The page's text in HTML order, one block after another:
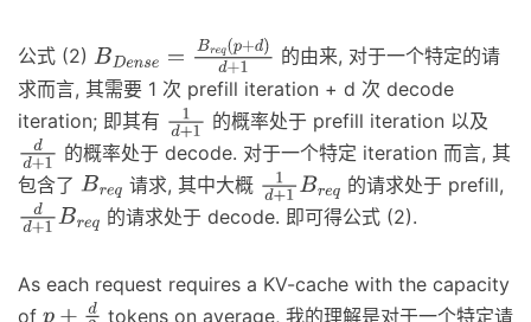
公式 (2) BDense =B eq(p+d)d +1
的由来, 对于一个特定的请
求而言, 其需要 1 次 prefill iteration + d 次 decode
iteration; 即其有 1d+1 的概率处于 prefill iteration 以及
dd+1 的概率处于 decode. 对于一个特定 iteration 而言, 其
包含了 Breq 请求, 其中大概 1d+1Breq 的请求处于 prefill,
dd+1Breq 的请求处于 decode. 即可得公式 (2).
As each request requires a KV-cache with the capacity
of
tokens on average, 我的理解是对于一个特定请